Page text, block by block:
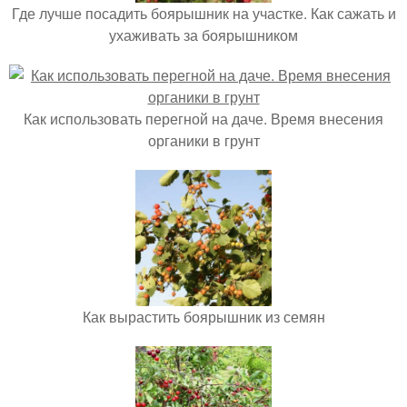
Где лучше посадить боярышник на участке. Как сажать и
ухаживать за боярышником
Как использовать перегной на даче. Время внесения
органики в грунт
Как вырастить боярышник из семян